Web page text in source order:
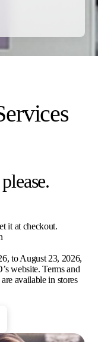
it at checkout.
to August 23, 2026,
website. Terms and
available in stores